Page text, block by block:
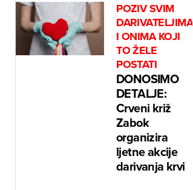
POZIV SVIM
DARIVATELJIMA
I ONIMA KOJI
TO ŽELE
POSTATI
DONOSIMO
DETALJE:
Crveni križ
Zabok
organizira
ljetne akcije
darivanja krvi